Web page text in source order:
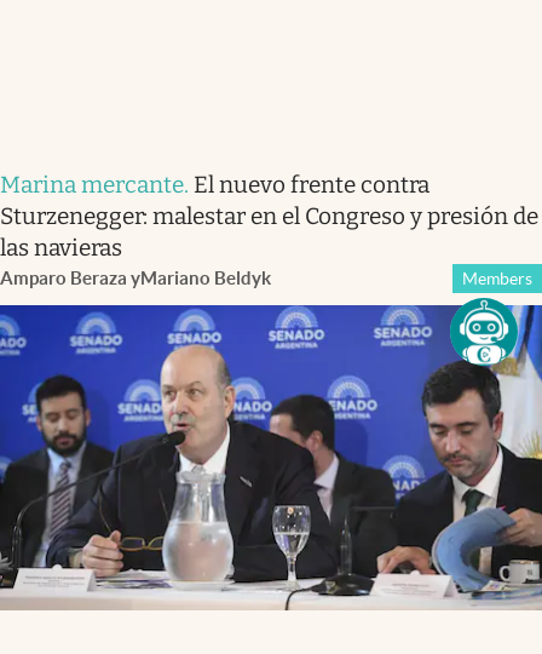
Marina mercante. El nuevo frente contra
Sturzenegger: malestar en el Congreso y presión de
las navieras
Amparo Beraza yMariano Beldyk Members